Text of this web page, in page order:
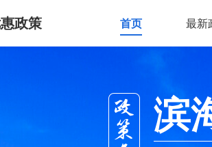
政策 首页 最新
滨